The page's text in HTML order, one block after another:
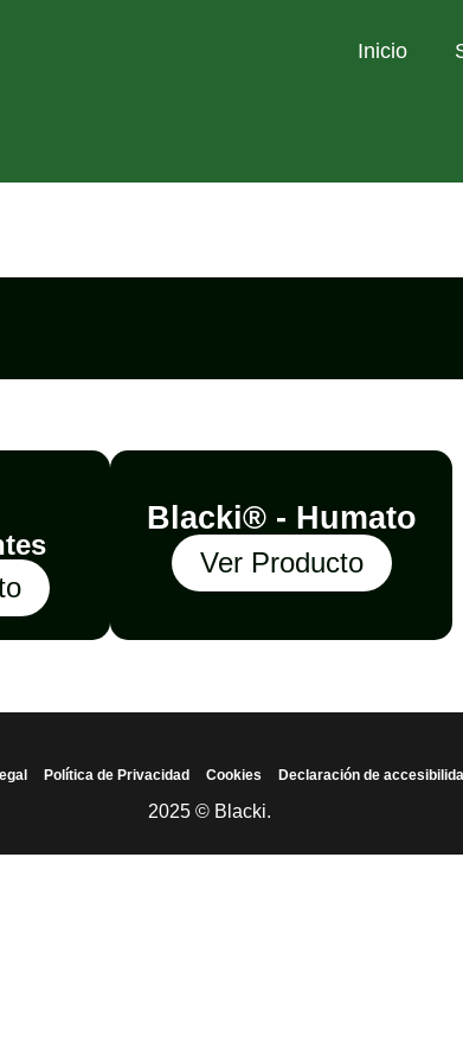
Inicio
Blacki® - Humato
Ver Producto
Política de Privacidad Cookies Declaración de
2025 © Blacki.